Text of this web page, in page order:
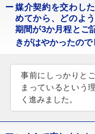
媒介契約を交わし
めてから、どのよ
期間が3か月程とご
きがはやかったので
事前にしっかりと
まっているという
く進みました。